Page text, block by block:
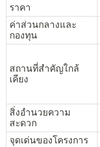
ราคา
ค่าส่วนกลางและ
กองทุน
สถานที่สำคัญใกล้
เคียง
สิ่งอำนวยความ
สะดวก
จุดเด่นของโครงการ